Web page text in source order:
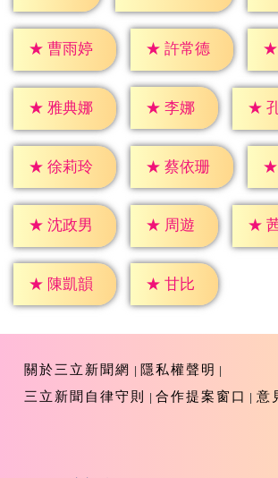
★ 曹雨婷 ★ 許常德 ★
★ 雅典娜 ★ 李娜 ★
★ 徐莉玲 ★ 蔡依珊 ★
★ 沈政男 ★ 周遊 ★
★ 陳凱韻 ★ 甘比
關於三立新聞網
隱私權聲明
三立新聞自律守則
合作提案窗口 意